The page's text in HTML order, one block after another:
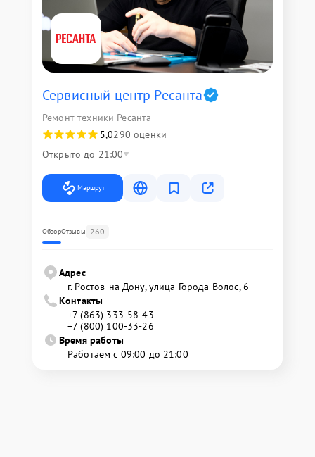
Сервисный центр Ресанта
Ремонт техники Ресанта
5,0290 оценки
Открыто до 21:00
Маршрут
ОбзорОтзывы 260
Адрес
г. Ростов-на-Дону, улица Города Волос, 6
Контакты
+7 (863) 333-58-43
+7 (800) 100-33-26
Время работы
Работаем с 09:00 до 21:00